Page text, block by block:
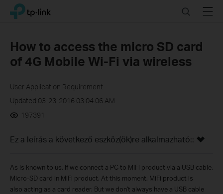
Click
navigation
TP-Link, Reliably Smart SearchMenu
How to access the micro SD card
of 4G Mobile Wi-Fi via wireless
User Application Requirement
Updated 03-23-2016 03:04:06 AM
197391
Ez a leírás a következő eszköz(ök)re alkalmazható::
As is known to us, if we connect a PC to MiFi product via a USB cable,
Micro-SD card in MiFi product. At this moment, MiFi product is
also acting as a card reader. But we don't always have a USB cable